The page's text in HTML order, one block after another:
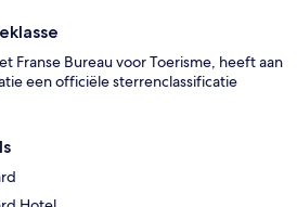
Franse Bureau voor Toerisme, heeft aan
een officiële sterrenclassificatie